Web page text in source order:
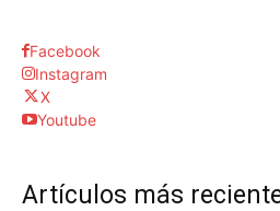
Facebook
Instagram
X
Youtube
Artículos más